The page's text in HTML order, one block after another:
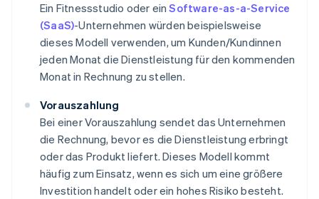
Ein Fitnessstudio oder einSoftware-as-a-Service
(SaaS)-Unternehmen würden beispielsweise
dieses Modell verwenden, um Kunden/Kundinnen
jeden Monat die Dienstleistung für den kommenden
Monat in Rechnung zu stellen.
Vorauszahlung
Bei einer Vorauszahlung sendet das Unternehmen
die Rechnung, bevor es die Dienstleistung erbringt
oder das Produkt liefert. Dieses Modell kommt
häufig zum Einsatz, wenn es sich um eine größere
Investition handelt oder ein hohes Risiko besteht.